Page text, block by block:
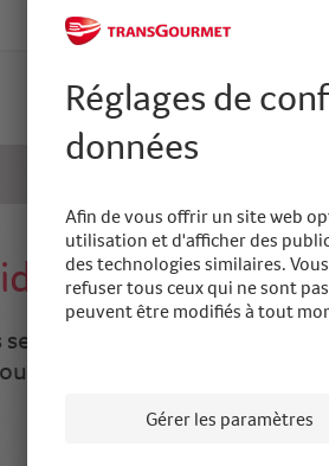
Vers les produits
une qualité qui convainc